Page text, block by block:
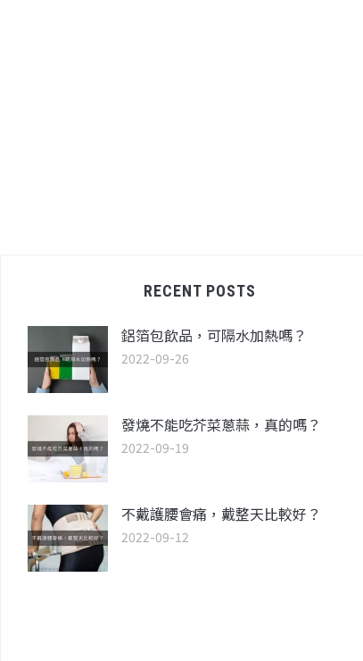
RECENT POSTS
鋁箔包飲品，可隔水加熱嗎？
2022-09-26
發燒不能吃芥菜蔥蒜，真的嗎？
2022-09-19
不戴護腰會痛，戴整天比較好？
2022-09-12